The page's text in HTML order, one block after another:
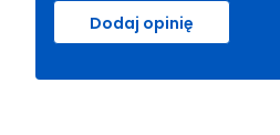
Dodaj opinię